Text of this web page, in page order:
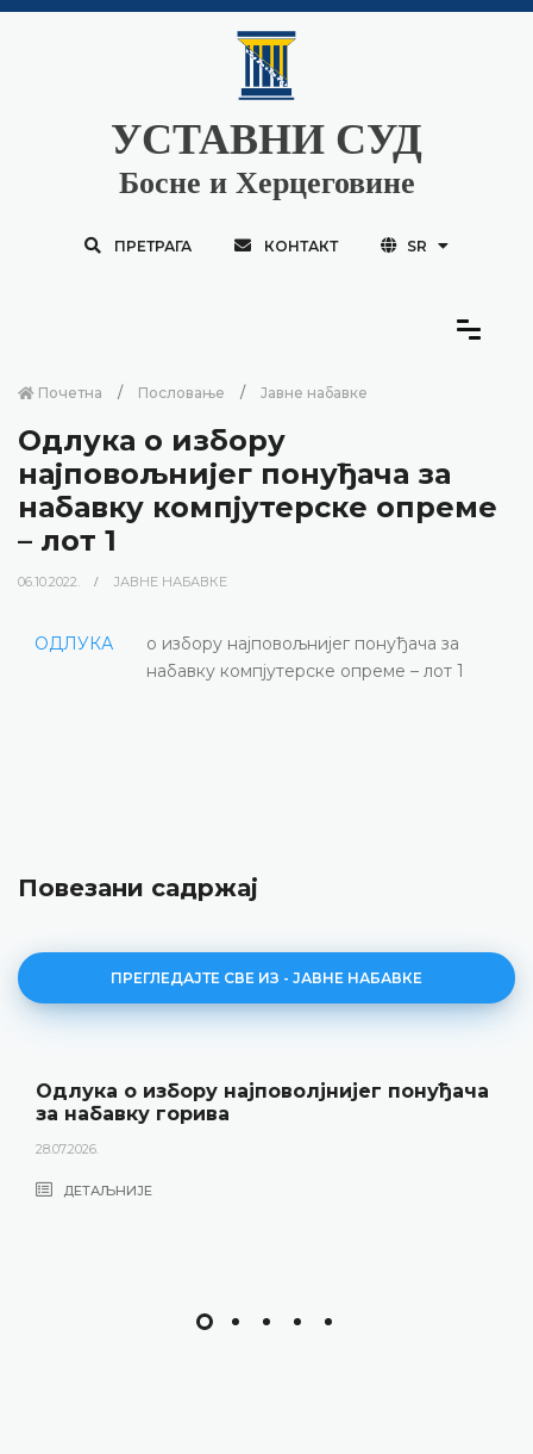
УСТАВНИ СУД
Босне и Херцеговине
ПРЕТРАГА КОНТАКТ SR
Почетна Пословање Јавне набавке
Одлука о избору
најповољнијег понуђача за
набавку компјутерске опреме
– лот 1
06.10.2022. ЈАВНЕ НАБАВКЕ
ОДЛУКА
о избору најповољнијег понуђача за
набавку компјутерске опреме – лот 1
Повезани садржај
ПРЕГЛЕДАЈТЕ СВЕ ИЗ - ЈАВНЕ НАБАВКЕ
Одлука о избору најповолјнијег понуђача
за набавку горива
28.07.2026.
ДЕТАЉНИЈЕ